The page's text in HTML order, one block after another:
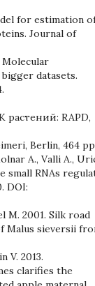
for estimation
Journal of
Molecular
datasets.
RAPD,
Berlin, 464
A., Valli A.,
small RNAs
DOI:
M. 2001. Silk road
Malus sieversii
V. 2013.
clarifies the